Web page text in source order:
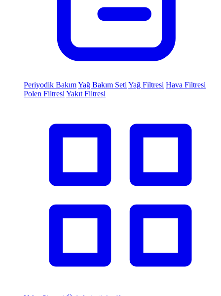
Periyodik BakımYağ Bakım Seti Yağ Filtresi Hava Filtresi
Polen Filtresi Yakıt Filtresi